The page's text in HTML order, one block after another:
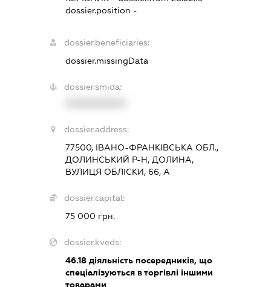
dossier.position -
dossier.beneficiaries:
dossier.missingData
dossier.smida:
dossier.address:
77500, ІВАНО-ФРАНКІВСЬКА ОБЛ.,
ДОЛИНСЬКИЙ Р-Н, ДОЛИНА,
ВУЛИЦЯ ОБЛІСКИ, 66, А
dossier.capital:
75 000 грн.
dossier.kveds:
46.18 діяльність посередників, що
спеціалізуються в торгівлі іншими
товарами